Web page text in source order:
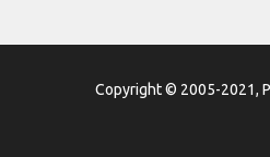
Copyright © 2005-2021,